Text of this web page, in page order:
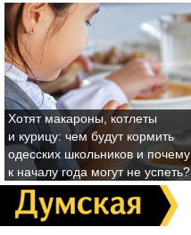
Хотят макароны, котлеты
и курицу: чем будут кормить
одесских школьников и почему
к началу года могут не успеть?